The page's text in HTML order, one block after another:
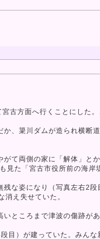
古方面へ行くことにした
、簗川ダムが造られ横断
て両側の家に「解体」と
見た「宮古市役所前の海岸
な姿になり（写真左右2段
え失せていた。
ところまで津波の傷跡が
目）が建っていた。みんな